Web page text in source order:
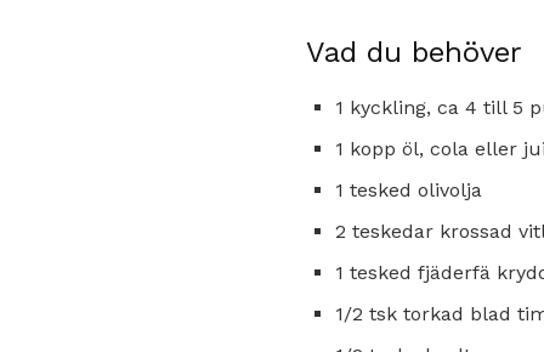
Vad du behöver
1 kyckling, ca 4 till 5
1 kopp öl, cola eller
1 tesked olivolja
2 teskedar krossad
1 tesked fjäderfä
1/2 tsk torkad blad